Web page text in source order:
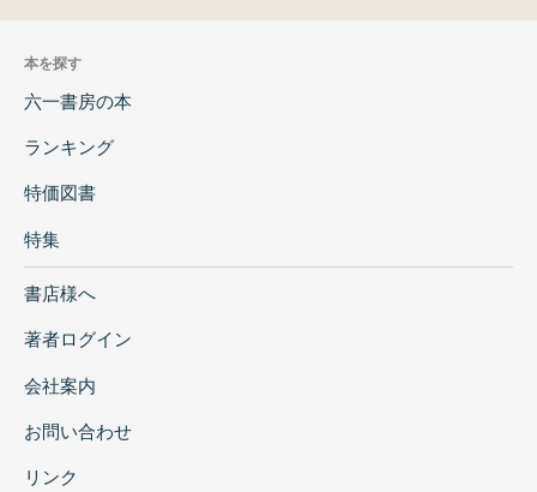
本を探す
六一書房の本
ランキング
特価図書
特集
書店様へ
著者ログイン
会社案内
お問い合わせ
リンク